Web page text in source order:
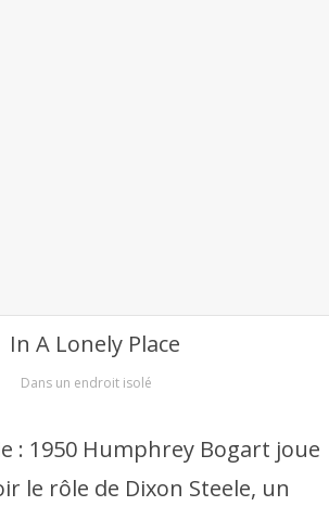
Dans un endroit isolé
: 1950 Humphrey Bogart joue
le rôle de Dixon Steele, un